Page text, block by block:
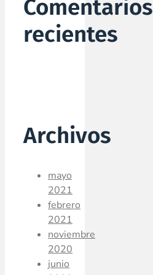
Comentarios
recientes
Archivos
mayo
2021
febrero
2021
noviembre
2020
junio